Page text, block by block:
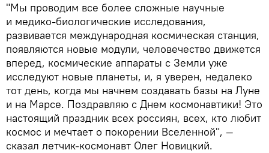
"Мы проводим все более сложные научные
и медико-биологические исследования,
развивается международная космическая станция,
появляются новые модули, человечество движется
вперед, космические аппараты с Земли уже
исследуют новые планеты, и, я уверен, недалеко
тот день, когда мы начнем создавать базы на Луне
и на Марсе. Поздравляю с Днем космонавтики! Это
настоящий праздник всех россиян, всех, кто любит
космос и мечтает о покорении Вселенной", —
сказал летчик-космонавт Олег Новицкий.